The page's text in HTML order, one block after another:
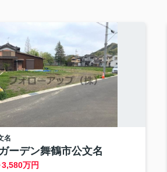
名
ーデン舞鶴市公文名
3,580万円